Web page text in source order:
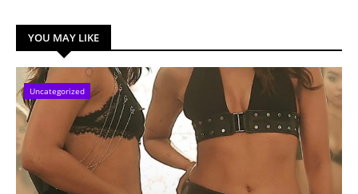
YOU MAY LIKE
Uncategorized